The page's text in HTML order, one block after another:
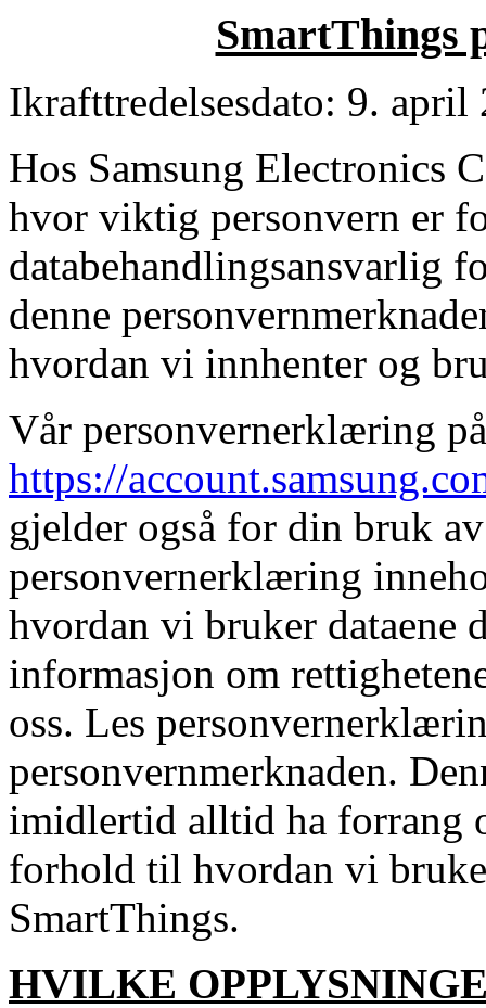
SmartThings
Ikrafttredelsesdato: 9. april
Hos Samsung Electronics
hvor viktig personvern er
databehandlingsansvarlig
denne
hvordan vi innhenter og
Vår personvernerklæring på
https://
gjelder også for din bruk
personvernerklæring
hvordan vi bruker dataene
informasjon om
oss. Les
personvernmerknaden.
imidlertid alltid ha forrang
forhold til hvordan vi
SmartThings.
HVILKE